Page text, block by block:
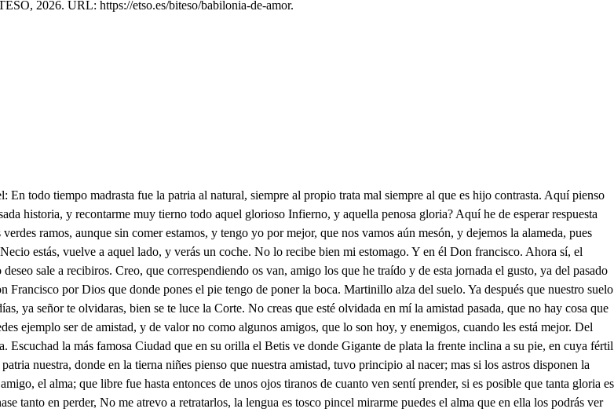
2026. URL: https://etso.es/biteso/babilonia-de-amor.
de hacer locuras del campo me retire al sagrado de un Convento adonde oculto pase hasta que sano el herido, que fue en poco más de un mes, trataron luego casarse: aquí Don Francisco fue donde tuve por perdido el sezo segunda vez. Determine de ausentarme, buscarte determiné por ver si allá olvido ausente un amor de tanta fe. A la Corte vengo, amigo, a la Corte, donde se que si en ella no hallo olvido, sin remedio mi males. Don Juan en esta ocasión dos efectos desiguales de mis bienes, y tus males. asaltan el corazón. Entre dos contrarios luche; dudoso miro al deseo: alegre, porque te veo, y triste, porque te escucho. Siento tu pena de suerte, y el verte triste, y celoso; que por no verte quejoso trocara Don Juan el verte. Mira que encarecimiento hace mi amistad aquí; pues por verte alegre a ti, diera de verte el contento A este lugar he venido, para casar concertado con Doña Ana de Albarado hija del fuerte, y temido Don Bernardino, que en Flandes. goberno un terció, persona de quien la fama pregona, tanto valor, y hechos grandes su guésped ahora soy en tanto que se acomoda lo que conviene a mi boda, mi guésped serás desde hoy, que mi aposento es capas de alojarnos a los dos. Ay ingrata, plega a Dios, . que pueda la ausencia más que a podido tu rigor. Ya Don Francisco obedezco y si es posible agradezco tanta merced, y favor Dejad agradecimientos las cortesías dejad que no es esta la amistad que permite cumplimientos. Cómo es de vuesa merced. la gracia? No la he tenido, en mi vida, que no he sido busón jamás? Bien a fe, como se llama pregunto? no se espante, no se asombre. Luego según eso el nombre me pergunta? Ese es el punto. Puntos a mí, boto al sol, que ese modo de decir no es cosa para sufrir ningún honrado Español. Hable bien, o llevará que no soy de burlas yo, Pues yo sí- Pues yo soy yo. Lo que quisiere será vuesa merced, y yo soy el menor de sus criados. Bueno es para mis enfados lo que le he escuchado hoy se hubiere de ser mi amigo; oye, vuelva acá a escucharme, ni tiene de replicarme, ni ha de burlarse conmigo; que soy algo mal sufrido. Qué es vusted tan regañón? Por mi mala condición estoy como ve perdido. Conociendo lo que dice no trata de se emendar. Ya es aqueso replicar, y al concierto contradice que los dos habemos hecho pero vámonos a casa que allá comerá sin tasa. Y harame muy buen provecho Eso será si yo quiero. Qué dice? Si yo quisiere. Miente todo el que dijere que no es muy buen caballero mi amigo, y mi camarada, el señor. Antonio. Antonio. este hombre es algún demonio la espada tuvo empuñada luego que el mentís oyo; la escapatoria fue buena con que salí de la pena, que su cólera me dio en fin que no he de comer, sino es que sea su gusto? Pues en casa a mi desgusto cosa alguna se ha de hacer? Si tiene dueño la casa. cómo lo puede impedir? Téngoselo de decir. Que tal en el mundo pasa que haya tan gran desatino? Diga para no comer quédame a mí más que hacer que matarle en el camino. . Puedo darte prima mía, el parabién de tu empleo? Si te responde el deseo dirá que es necia porfía, y enfadosa tiranía que quiera mi padre injusto, casándome a mi disgusto dejar en esta ocasión tan extraña mi eleción tan extrañero mi gusto. Con que necia pesadumbre solicita a tormentarme: tengo prima de casarme no más de porqué es costumbre? Que engaño hay que le deslumbre para que con alma ingrata cuando de quitarme trata? la preciosa libertad, venga hacer mi voluntad la de que menos se trata. Hasta ahora no he querido a nadie he tenido amor. segura de su rigor he estado en mí mismo olvido la despreciadora he sido de sus flechas, y rigores: nieve soy a sus ardores si libertad apetesco cuando amores aborresco tengo de fingir amores? Hablas de verás? Y tanto, que puede en lo que te digo servir prima de testigo bien verdadero este llanto el alma en tormento tanto testimonio da en los ojos de sus pezares, y enojos, diciendo, y pienso que bien, no son ojos, porque ven por lo que lloran son ojos. Ya que me ha dado ocasión lo que ahora te escuche del alma te mostrare la más oculta pasión: Salga ya del corazón hasta este punto encubierto, un secreto que me ha muerto, un amor disimulado, un infierno, que he pasado, un mal que no he descubierto. Salga la pena cruel del pecho, que en cárcel breve entre pasiones de nieve fue abrazado Mongibel, ardientes centellas de él publiquen en tanto ardor, de unos celos el rigor, la fuerza de una lealtad, un amor con amistad, una amistad con amor. No me tengas más suspensa tu pena, prima me di, qué reparas? Ay de mí. Mira que me haces ofensa, que te turba? La vergüenza. Qué te enmudece? El respeto? ayudarasme en efecto. Eso dudas, bien a fe contra mí te ayudare, Prometeslo? Si prometo. Yo prima, que como sabes desde la niñez más tierna, imitándote en lo libre, desprecie de amor la fuerza Yo que tantas veces sorda, no escuche sus quejas tiernas, siendo áspides mis oídos, al encanto de su lengua, que entre Caribdes, y Scila, de palabras, y finezas, navegue su golfo altivo, segura de sus serenas, y en su ciego laberinto, que al más atinado enreda, fui Teseyo de sus lazos, burla fui de sus saetas, como aquestas altiveces, tanto aunque niño le ofendan, que a los dioses no perdona entre los orbes, y esferas este incendio de las almas, tirano de las potencias, estrago del albedrío, guerra fatal de la tierra, porque sus álagos yo, le desestime soberbia; y rebelde a tanto imperio, hice burla de sus flechas, trazo para su venganza, aquí se turba la lengua, que viniese Don Francisco. Ya lo dije, no es ofensa, la que no estuvo en mi mano y hasta aquí callo mi lengua. Que de veces a este amor, hice